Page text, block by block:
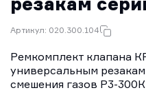
Артикул: 020.300.104
Ремкомплект клапана
универсальным
смешения газов Р3-